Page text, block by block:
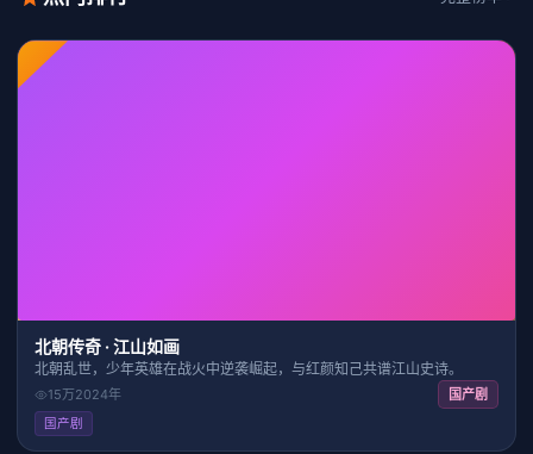
北朝传奇 · 江山如画
北朝乱世，少年英雄在战火中逆袭崛起，与红颜知己共谱江山史诗。
15万2024年 国产剧
国产剧